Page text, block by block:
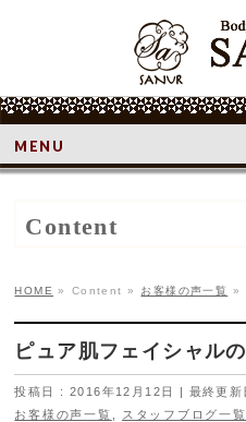
MENU
Content
HOME » Content » お客様の声一覧 »
ピュア肌フェイシャル
投稿日 : 2016年12月12日 最終更
お客様の声一覧
スタッフブログ一覧